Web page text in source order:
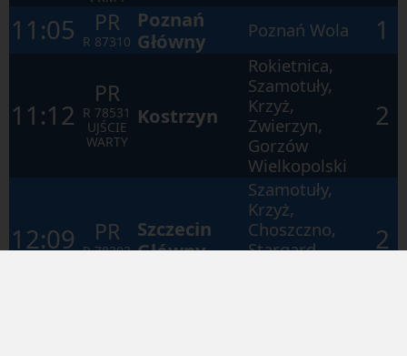
11:05
PR
R 87310
Poznań
Główny
Poznań Wola 1
11:12
PR
R 78531
UJŚCIE
WARTY
Kostrzyn
Rokietnica,
Szamotuły,
Krzyż,
Zwierzyn,
Gorzów
Wielkopolski
2
12:09 PR
R78303
Szczecin
Główny
Szamotuły,
Krzyż,
Choszczno,
Stargard,
2